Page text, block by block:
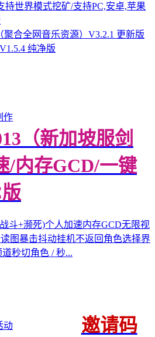
持世界模式挖矿/支持PC,安卓,苹果
聚合全网音乐资源）V3.2.1 更新版
纯净版
作
（新加坡服剑
/内存GCD/一键
斗+濒死)个人加速内存GCD无限视
图暴击抖动挂机不返回角色选择界
秒切角色 / 秒...
动
邀请码